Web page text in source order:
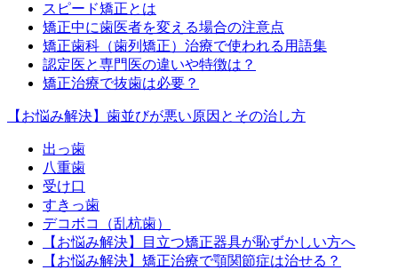
スピード矯正とは
矯正中に歯医者を変える場合の注意点
矯正歯科（歯列矯正）治療で使われる用語集
認定医と専門医の違いや特徴は？
矯正治療で抜歯は必要？
【お悩み解決】歯並びが悪い原因とその治し方
出っ歯
八重歯
受け口
すきっ歯
デコボコ（乱杭歯）
【お悩み解決】目立つ矯正器具が恥ずかしい方へ
【お悩み解決】矯正治療で顎関節症は治せる？